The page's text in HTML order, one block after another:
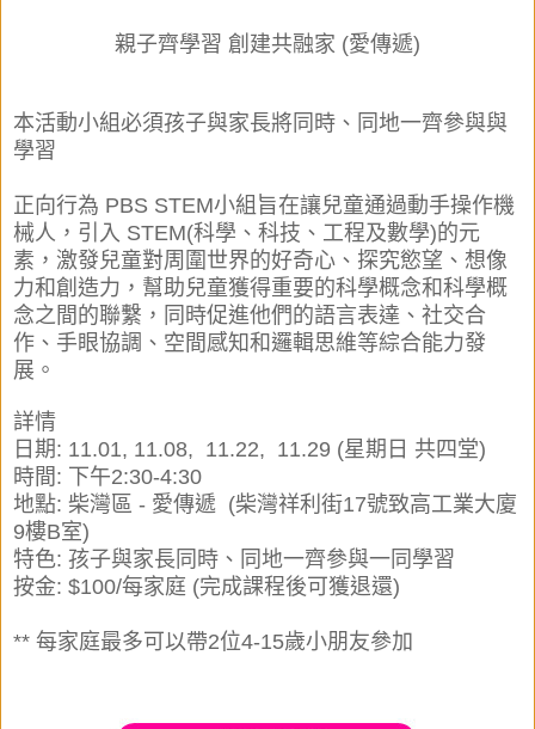
親子齊學習 創建共融家 (愛傳遞)
本活動小組必須孩子與家長將同時、同地一齊參與與
學習
正向行為 PBS STEM小組旨在讓兒童通過動手操作機
械人，引入 STEM(科學、科技、工程及數學)的元
素，激發兒童對周圍世界的好奇心、探究慾望、想像
力和創造力，幫助兒童獲得重要的科學概念和科學概
念之間的聯繫，同時促進他們的語言表達、社交合
作、手眼協調、空間感知和邏輯思維等綜合能力發
展。
詳情
日期: 11.01, 11.08, 11.22, 11.29 (星期日 共四堂)
時間: 下午2:30-4:30
地點: 柴灣區 - 愛傳遞 (柴灣祥利街17號致高工業大廈
9樓B室)
特色: 孩子與家長同時、同地一齊參與一同學習
按金: $100/每家庭 (完成課程後可獲退還)
** 每家庭最多可以帶2位4-15歲小朋友參加